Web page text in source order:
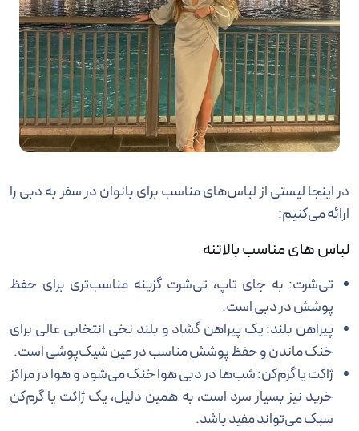
در اینجا لیستی از لباس‌های مناسب برای بانوان در سفر به دبی را
ارائه می‌کنیم:
لباس های مناسب بالاتنه
تی‌شرت: به جای تاپ، تی‌شرت گزینه مناسب‌تری برای حفظ
پوشش در دبی است.
پیراهن بلند: یک پیراهن گشاد و بلند نخی انتخابی عالی برای
خنک ماندن و حفظ پوشش مناسب در عین شیک‌پوشی است.
ژاکت یا گرم‌کن: شب‌ها در دبی هوا خنک می‌شود و هوا در مراکز
خرید نیز بسیار سرد است، به همین دلیل، یک ژاکت یا گرم‌کن
سبک می‌تواند مفید باشد.